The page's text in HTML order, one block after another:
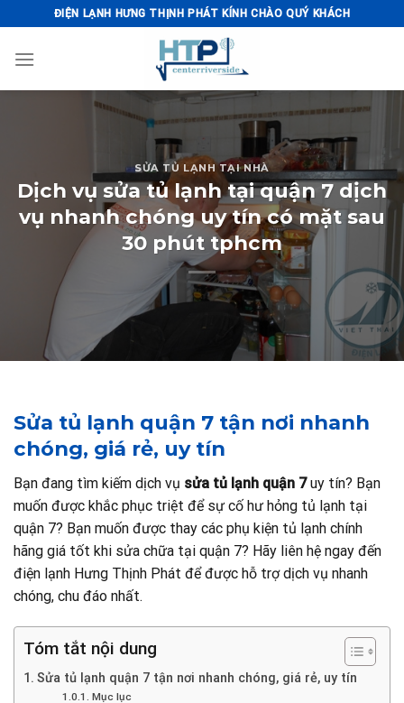
to
content
ĐIỆN LẠNH HƯNG THỊNH PHÁT KÍNH CHÀO QUÝ KHÁCH
SỬA TỦ LẠNH TẠI NHÀ
Dịch vụ sửa tủ lạnh tại quận 7 dịch
vụ nhanh chóng uy tín có mặt sau
30 phút tphcm
Sửa tủ lạnh quận 7 tận nơi nhanh
chóng, giá rẻ, uy tín
Bạn đang tìm kiếm dịch vụ sửa tủ lạnh quận 7uy tín? Bạn
muốn được khắc phục triệt để sự cố hư hỏng tủ lạnh tại
quận 7? Bạn muốn được thay các phụ kiện tủ lạnh chính
hãng giá tốt khi sửa chữa tại quận 7? Hãy liên hệ ngay đến
điện lạnh Hưng Thịnh Phát để được hỗ trợ dịch vụ nhanh
chóng, chu đáo nhất.
Tóm tắt nội dung
Sửa tủ lạnh quận 7 tận nơi nhanh chóng, giá rẻ, uy tín
Mục lục